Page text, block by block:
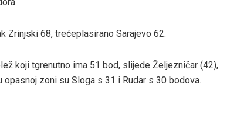
Zrinjski 68, trećeplasirano Sarajevo 62.
koji tgrenutno ima 51 bod, slijede Željezničar (42),
zoni su Sloga s 31 i Rudar s 30 bodova.